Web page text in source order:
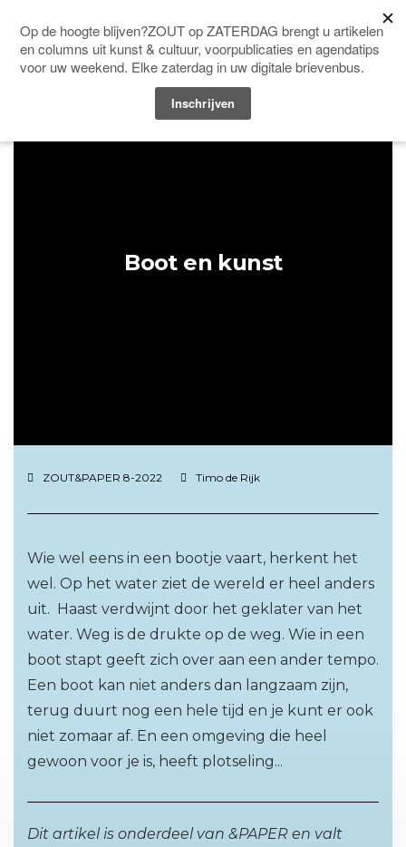
HOME &PAPER
Boot en kunst
ZOUT&PAPER 8-2022 Timo de Rijk
Wie wel eens in een bootje vaart, herkent het
wel. Op het water ziet de wereld er heel anders
uit. Haast verdwijnt door het geklater van het
water. Weg is de drukte op de weg. Wie in een
boot stapt geeft zich over aan een ander tempo.
Een boot kan niet anders dan langzaam zijn,
terug duurt nog een hele tijd en je kunt er ook
niet zomaar af. En een omgeving die heel
gewoon voor je is, heeft plotseling...
Dit artikel is onderdeel van &PAPER en valt